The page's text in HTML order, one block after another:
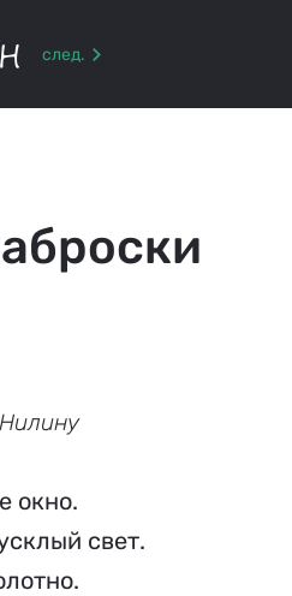
след.
окно.
свет.